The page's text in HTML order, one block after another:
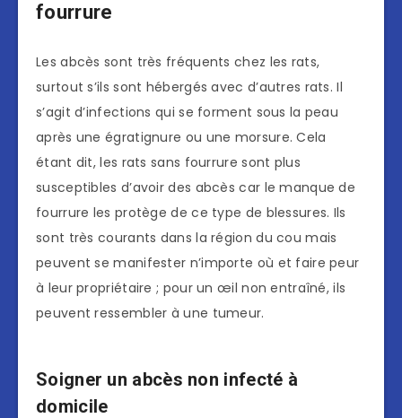
fourrure
Les abcès sont très fréquents chez les rats,
surtout s’ils sont hébergés avec d’autres rats. Il
s’agit d’infections qui se forment sous la peau
après une égratignure ou une morsure. Cela
étant dit, les rats sans fourrure sont plus
susceptibles d’avoir des abcès car le manque de
fourrure les protège de ce type de blessures. Ils
sont très courants dans la région du cou mais
peuvent se manifester n’importe où et faire peur
à leur propriétaire ; pour un œil non entraîné, ils
peuvent ressembler à une tumeur.
Soigner un abcès non infecté à
domicile